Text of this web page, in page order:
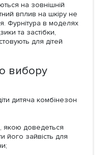
на зовнішній
вплив на шкіру не
Фурнітура в моделях
та застібки,
для дітей
вибору
дитяча комбінезон
якою доведеться
його зайвість для